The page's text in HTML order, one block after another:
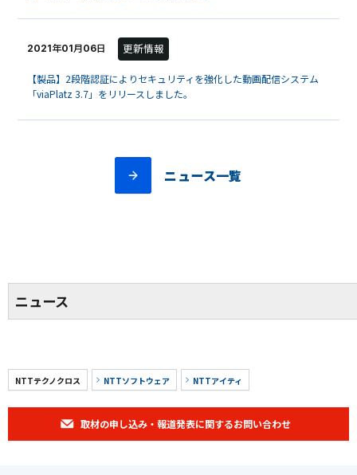
2021年01月06日 更新情報
【製品】2段階認証によりセキュリティを強化した動画配信システム
「viaPlatz 3.7」をリリースしました。
ニュース一覧
ニュース
NTTテクノクロス NTTソフトウェア NTTアイティ
取材の申し込み・報道発表に関するお問い合わせ